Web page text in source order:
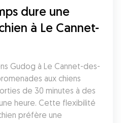
dure une
à Le Cannet-
Gudog à Le Cannet-des-
aux chiens
de 30 minutes à des
heure. Cette flexibilité
préfère une